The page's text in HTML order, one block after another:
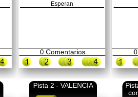
Esperan
0Comentarios 0
Pista 2 - VALENCIA